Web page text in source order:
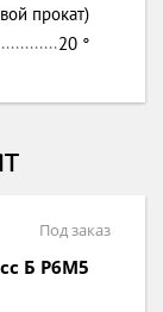
прокат)
20 °
Под заказ
Б P6M5